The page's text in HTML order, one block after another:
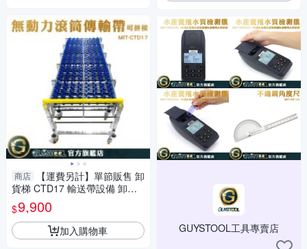
商店
【運費另計】單節販售 卸
貨梯 CTD17 輸送帶設備 卸貨
省力 輸送設備 流水線輸送 無動
力滾筒傳送帶
$9,900
加入購物車 GUYSTOOL工具專賣店